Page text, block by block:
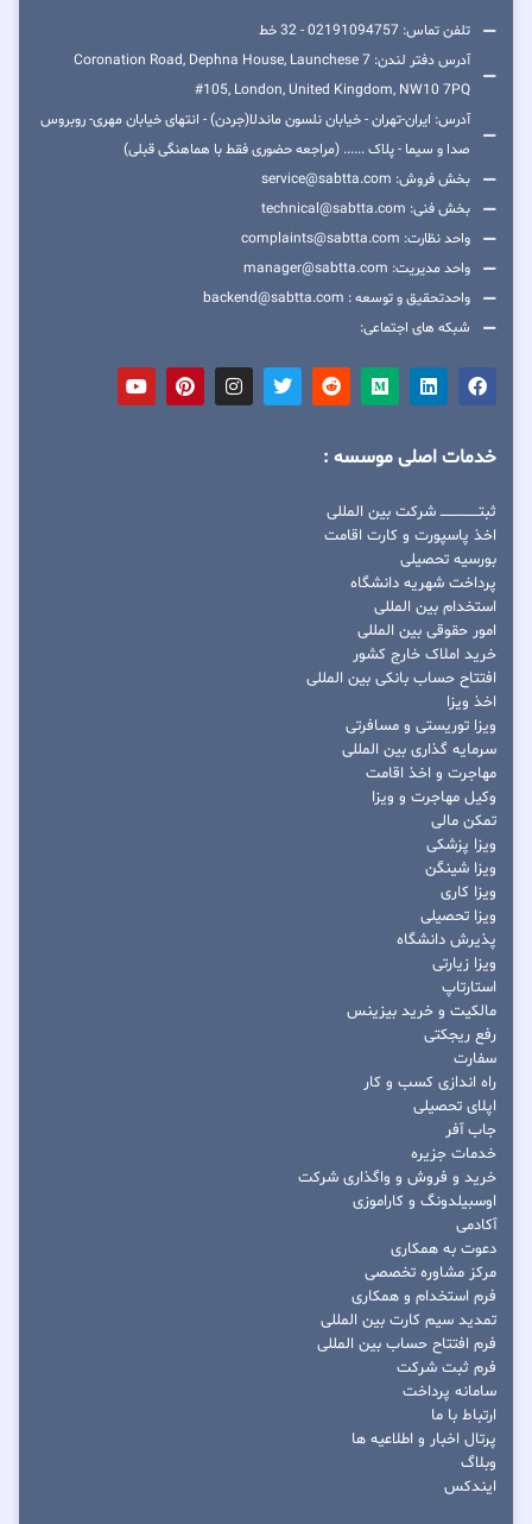
تلفن تماس: 02191094757 - 32 خط
آدرس دفتر لندن: 7 Coronation Road, Dephna House, Launchese
#105, London, United Kingdom, NW10 7PQ
آدرس: ایران-تهران - خیابان نلسون ماندلا(جردن) - انتهای خیابان مهری- روبروس
صدا و سیما - پلاک ...... (مراجعه حضوری فقط با هماهنگی قبلی)
بخش فروش: service@sabtta.com
بخش فنی: technical@sabtta.com
واحد نظارت: complaints@sabtta.com
واحد مدیریت: manager@sabtta.com
واحدتحقیق و توسعه : backend@sabtta.com
شبکه های اجتماعی:
خدمات اصلی موسسه :
ثبتــــــــــــــــ شرکت بین المللی
اخذ پاسپورت و کارت اقامت
بورسیه تحصیلی
پرداخت شهریه دانشگاه
استخدام بین المللی
امور حقوقی بین المللی
خرید املاک خارج کشور
افتتاح حساب بانکی بین المللی
اخذ ویزا
ویزا توریستی و مسافرتی
سرمایه گذاری بین المللی
مهاجرت و اخذ اقامت
وکیل مهاجرت و ویزا
تمکن مالی
ویزا پزشکی
ویزا شینگن
ویزا کاری
ویزا تحصیلی
پذیرش دانشگاه
ویزا زیارتی
استارتاپ
مالکیت و خرید بیزینس
رفع ریجکتی
سفارت
راه اندازی کسب و کار
اپلای تحصیلی
جاب آفر
خدمات جزیره
خرید و فروش و واگذاری شرکت
اوسبیلدونگ و کاراموزی
آکادمی
دعوت به همکاری
مرکز مشاوره تخصصی
فرم استخدام و همکاری
تمدید سیم کارت بین المللی
فرم افتتاح حساب بین المللی
فرم ثبت شرکت
سامانه پرداخت
ارتباط با ما
پرتال اخبار و اطلاعیه ها
وبلاگ
ایندکس